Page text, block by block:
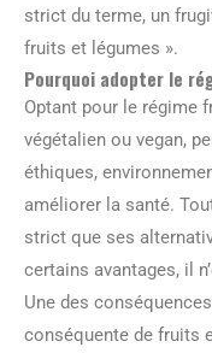
strict du terme, un
fruits et légumes ».
Pourquoi adopter le
Optant pour le régime
végétalien ou vegan,
éthiques,
améliorer la santé.
strict que ses
certains avantages, il
Une des
conséquente de fruits